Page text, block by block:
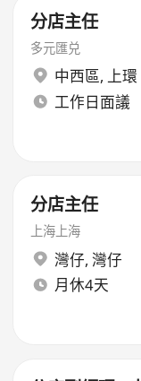
分店主任
多元匯兑
中西區, 上環
工作日面議
分店主任
上海上海
灣仔, 灣仔
月休4天